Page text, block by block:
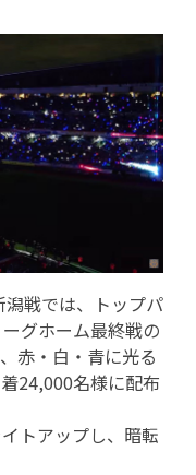
戦では、トップパ
グホーム最終戦の
赤・白・青に光る
24,000名様に配布
トアップし、暗転